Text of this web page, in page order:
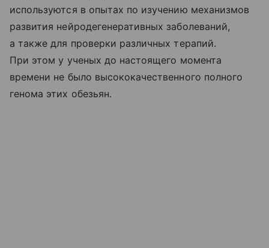
используются в опытах по изучению механизмов
развития нейродегенеративных заболеваний,
а также для проверки различных терапий.
При этом у ученых до настоящего момента
времени не было высококачественного полного
генома этих обезьян.